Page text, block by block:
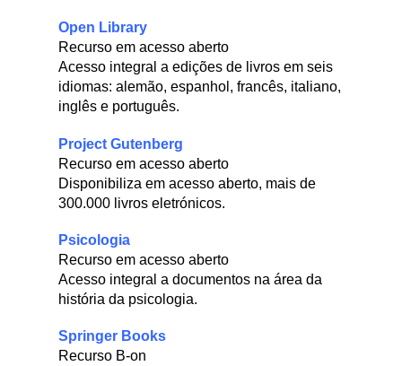
Open Library
Recurso em acesso aberto
Acesso integral a edições de livros em seis
idiomas: alemão, espanhol, francês, italiano,
inglês e português.
Project Gutenberg
Recurso em acesso aberto
Disponibiliza em acesso aberto, mais de
300.000 livros eletrónicos.
Psicologia
Recurso em acesso aberto
Acesso integral a documentos na área da
história da psicologia.
Springer Books
Recurso B-on